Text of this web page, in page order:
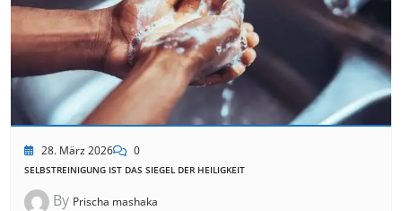
28. März 2026 0
SELBSTREINIGUNG IST DAS SIEGEL DER HEILIGKEIT
By Prischa mashaka